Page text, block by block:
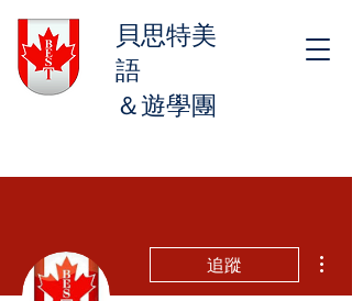
貝思特美
語
＆遊學團
追蹤